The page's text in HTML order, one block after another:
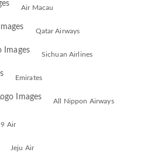
Air Macau
Qatar Airways
Sichuan Airlines
Emirates
All Nippon Airways
9 Air
Jeju Air